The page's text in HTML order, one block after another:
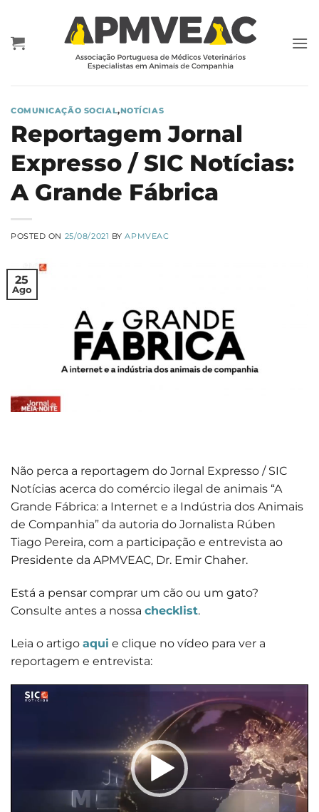
content
COMUNICAÇÃO SOCIAL,NOTÍCIAS
Reportagem Jornal
Expresso / SIC Notícias:
A Grande Fábrica
POSTED ON 25/08/2021 BYAPMVEAC
25
Ago
Não perca a reportagem do Jornal Expresso / SIC
Notícias acerca do comércio ilegal de animais “A
Grande Fábrica: a Internet e a Indústria dos Animais
de Companhia” da autoria do Jornalista Rúben
Tiago Pereira, com a participação e entrevista ao
Presidente da APMVEAC, Dr. Emir Chaher.
Está a pensar comprar um cão ou um gato?
Consulte antes a nossa checklist.
Leia o artigo aqui e clique no vídeo para ver a
reportagem e entrevista:
Reprodutor